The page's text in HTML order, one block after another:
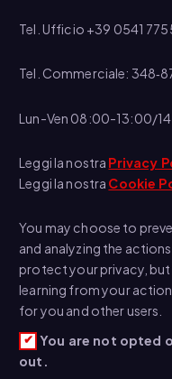
Tel. Ufficio +39 0541
Tel. Commerciale:
Lun-Ven 08:00-13:00/
Leggi la nostra Privacy
Leggi la nostra Cookie
You may choose to
and analyzing the
protect your privacy, but
learning from your
for you and other users.
You are not opted
out.